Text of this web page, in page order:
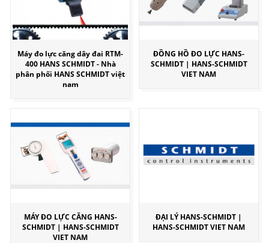
Máy đo lực căng dây đai RTM-
400 HANS SCHMIDT - Nhà
phân phối HANS SCHMIDT việt
nam
ĐỒNG HỒ ĐO LỰC HANS-
SCHMIDT | HANS-SCHMIDT
VIET NAM
MÁY ĐO LỰC CĂNG HANS-
SCHMIDT | HANS-SCHMIDT
VIET NAM
ĐẠI LÝ HANS-SCHMIDT |
HANS-SCHMIDT VIET NAM